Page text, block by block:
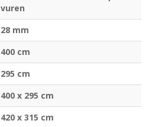
vuren
28 mm
400 cm
295 cm
400 x 295 cm
420 x 315 cm